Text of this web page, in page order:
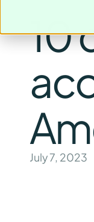
10
July 7, 2023